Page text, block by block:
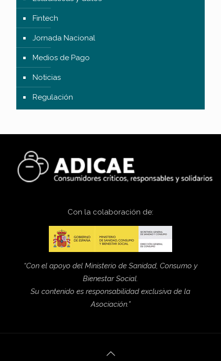
Fintech
Jornada Nacional
Medios de Pago
Noticias
Regulación
Con la colaboración de:
“Con el apoyo del Ministerio de Sanidad, Consumo y
Bienestar Social.
Su contenido es responsabilidad exclusiva de la
Asociación.”